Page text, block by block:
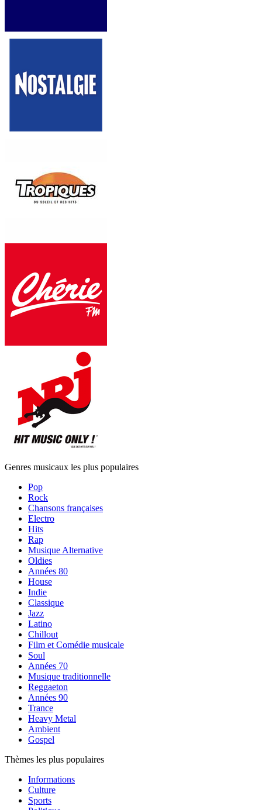
Genres musicaux les plus populaires
Pop
Rock
Chansons françaises
Electro
Hits
Rap
Musique Alternative
Oldies
Années 80
House
Indie
Classique
Jazz
Latino
Chillout
Film et Comédie musicale
Soul
Années 70
Musique traditionnelle
Reggaeton
Années 90
Trance
Heavy Metal
Ambient
Gospel
Thèmes les plus populaires
Informations
Culture
Sports